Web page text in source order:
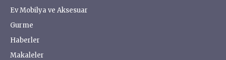
Ev Mobilya ve Aksesuar
Gurme
Haberler
Makaleler